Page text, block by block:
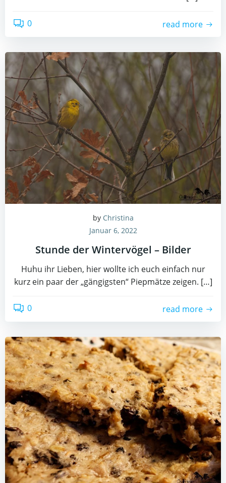
0 read more
by Christina
Januar 6, 2022
Stunde der Wintervögel – Bilder
Huhu ihr Lieben, hier wollte ich euch einfach nur
kurz ein paar der „gängigsten“ Piepmätze zeigen. […]
0 read more